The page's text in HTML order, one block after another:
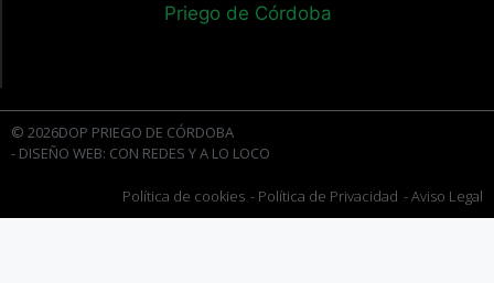
© 2026DOP PRIEGO DE CÓRDOBA
- DISEÑO WEB: CON REDES Y A LO LOCO
Política de cookies - Política de Privacidad - Aviso Legal